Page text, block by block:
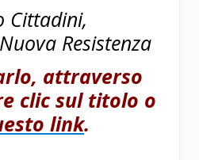
Cittadini,
Resistenza
attraverso
clic sul titolo o
link.